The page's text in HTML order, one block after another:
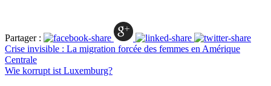
Partager :
Crise invisible : La migration forcée des femmes en Amérique
Centrale
Wie korrupt ist Luxemburg?